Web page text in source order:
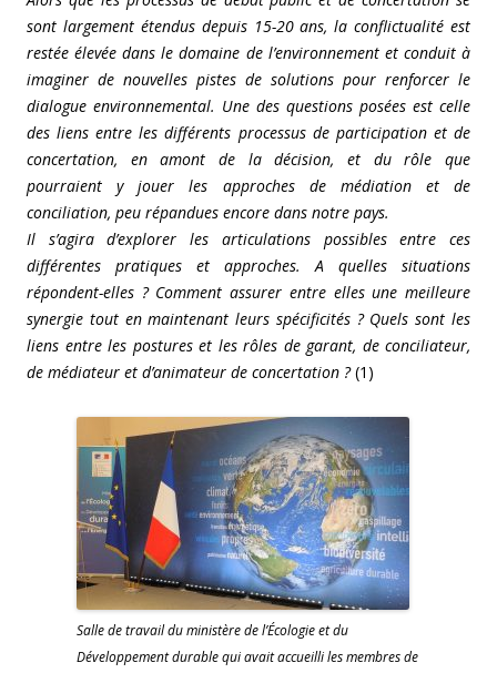
sont largement étendus depuis 15-20 ans, la conflictualité est
restée élevée dans le domaine de l’environnement et conduit à
imaginer de nouvelles pistes de solutions pour renforcer le
dialogue environnemental. Une des questions posées est celle
des liens entre les différents processus de participation et de
concertation, en amont de la décision, et du rôle que
pourraient y jouer les approches de médiation et de
conciliation, peu répandues encore dans notre pays.
Il s’agira d’explorer les articulations possibles entre ces
différentes pratiques et approches. A quelles situations
répondent-elles ? Comment assurer entre elles une meilleure
synergie tout en maintenant leurs spécificités ? Quels sont les
liens entre les postures et les rôles de garant, de conciliateur,
de médiateur et d’animateur de concertation ?(1)
Salle de travail du ministère de l’Écologie et du
Développement durable qui avait accueilli les membres de